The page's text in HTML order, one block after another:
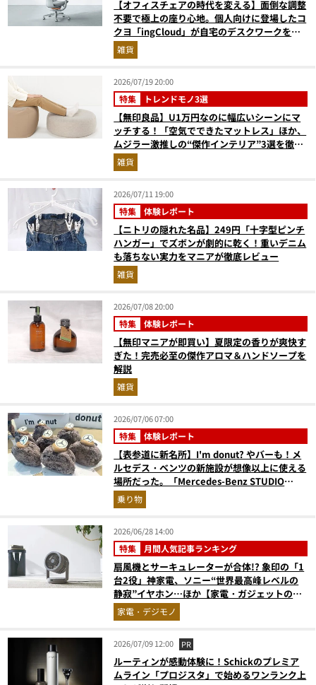
【オフィスチェアの時代を変える】面倒な調整
不要で極上の座り心地。個人向けに登場したコ
クヨ「ingCloud」が自宅のデスクワークを激
変させる3つの理由
雑貨
2026/07/19 20:00
特集 トレンドモノ3選
【無印良品】U1万円なのに幅広いシーンにマ
ッチする！「空気でできたマットレス」ほか、
ムジラー激推しの“傑作インテリア”3選を徹底
解説
雑貨
2026/07/11 19:00
特集 体験レポート
【ニトリの隠れた名品】249円「十字型ピンチ
ハンガー」でズボンが劇的に乾く！重いデニム
も落ちない実力をマニアが徹底レビュー
雑貨
2026/07/08 20:00
特集 体験レポート
【無印マニアが即買い】夏限定の香りが爽快す
ぎた！完売必至の傑作アロマ＆ハンドソープを
解説
雑貨
2026/07/06 07:00
特集 体験レポート
【表参道に新名所】I'm donut? やバーも！メ
ルセデス・ベンツの新施設が想像以上に使える
場所だった。「Mercedes-Benz STUDIO
TOKYO」体験レポ
乗り物
2026/06/28 14:00
特集 月間人気記事ランキング
扇風機とサーキュレーターが合体!? 象印の「1
台2役」神家電、ソニー“世界最高峰レベルの
静寂”イヤホン…ほか【家電・ガジェットの人
気記事ランキングベスト3】（2026年5月版）
家電・デジモノ
2026/07/09 12:00 PR
ルーティンが感動体験に！Schickのプレミア
ムライン「プロジスタ」で始めるワンランク上